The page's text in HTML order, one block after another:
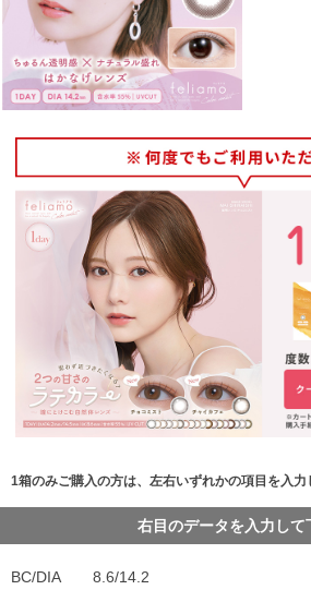
1箱のみご購入の方は、左右いずれかの項目を入力
右目のデータを入力して
BC/DIA 8.6/14.2